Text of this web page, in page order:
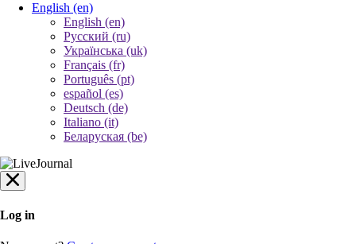
English (en)
English (en)
Русский (ru)
Українська (uk)
Français (fr)
Português (pt)
español (es)
Deutsch (de)
Italiano (it)
Беларуская (be)
Log in